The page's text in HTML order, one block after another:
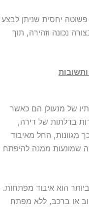
יחסית שניתן לבצע
נכונה וזהירה, תוך
של מנעולן הם כאשר
בדלתות של דירה,
מגוונות, החל מאיבוד
שמונעות ממנה להיפתח
הוא איבוד מפתחות.
או ברכב, ללא מפתח